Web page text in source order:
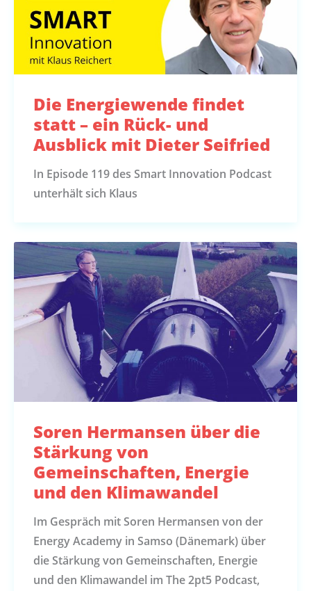
Die Energiewende findet
statt – ein Rück- und
Ausblick mit Dieter Seifried
In Episode 119 des Smart Innovation Podcast
unterhält sich Klaus
Soren Hermansen über die
Stärkung von
Gemeinschaften, Energie
und den Klimawandel
Im Gespräch mit Soren Hermansen von der
Energy Academy in Samso (Dänemark) über
die Stärkung von Gemeinschaften, Energie
und den Klimawandel im The 2pt5 Podcast,